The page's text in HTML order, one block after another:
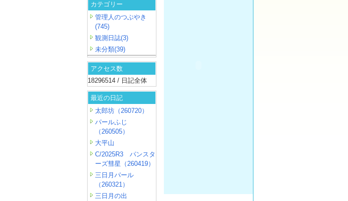
カテゴリー
管理人のつぶやき
(745)
観測日誌(3)
未分類(39)
アクセス数
18296514 / 日記全体
最近の日記
太郎坊（260720）
パールふじ
（260505）
大平山
C/2025R3 パンスタ
ーズ彗星（260419）
三日月パール
（260321）
三日月の出